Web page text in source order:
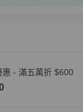
惠 - 滿五萬折 $600